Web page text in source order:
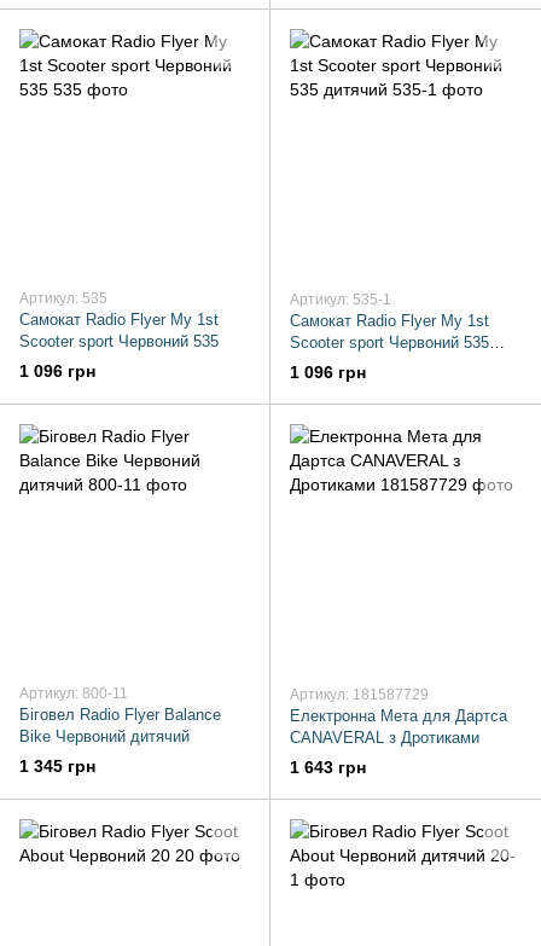
Артикул: 535
Самокат Radio Flyer My 1st
Scooter sport Червоний 535
1 096 грн
Артикул: 535-1
Самокат Radio Flyer My 1st
Scooter sport Червоний 535
дитячий
1 096 грн
Артикул: 800-11
Біговел Radio Flyer Balance
Bike Червоний дитячий
1 345 грн
Артикул: 181587729
Електронна Мета для Дартса
CANAVERAL з Дротиками
1 643 грн